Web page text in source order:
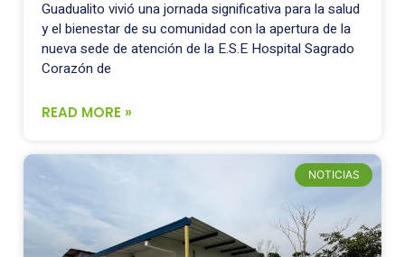
Guadualito vivió una jornada significativa para la salud
y el bienestar de su comunidad con la apertura de la
nueva sede de atención de la E.S.E Hospital Sagrado
Corazón de
READ MORE »
NOTICIAS